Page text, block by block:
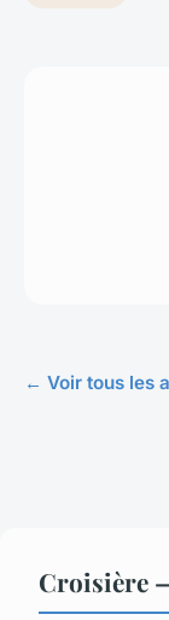
← Voir tous les
Croisière